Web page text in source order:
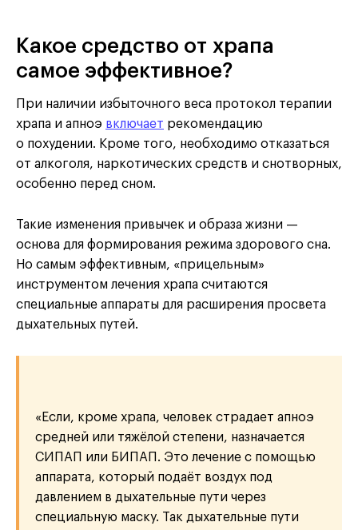
Какое средство от храпа
самое эффективное?
При наличии избыточного веса протокол терапии
храпа и апноэ включает рекомендацию
о похудении. Кроме того, необходимо отказаться
от алкоголя, наркотических средств и снотворных,
особенно перед сном.
Такие изменения привычек и образа жизни —
основа для формирования режима здорового сна.
Но самым эффективным, «прицельным»
инструментом лечения храпа считаются
специальные аппараты для расширения просвета
дыхательных путей.
«Если, кроме храпа, человек страдает апноэ
средней или тяжёлой степени, назначается
СИПАП или БИПАП. Это лечение с помощью
аппарата, который подаёт воздух под
давлением в дыхательные пути через
специальную маску. Так дыхательные пути